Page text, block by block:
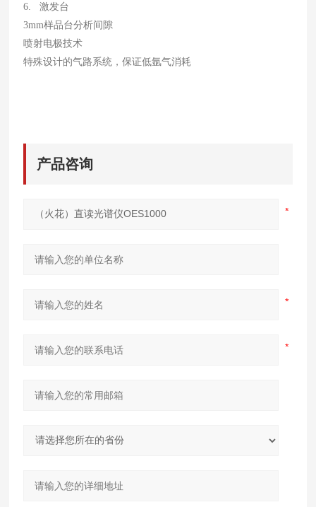
6. 激发台
3mm样品台分析间隙
喷射电极技术
特殊设计的气路系统，保证低氩气消耗
产品咨询